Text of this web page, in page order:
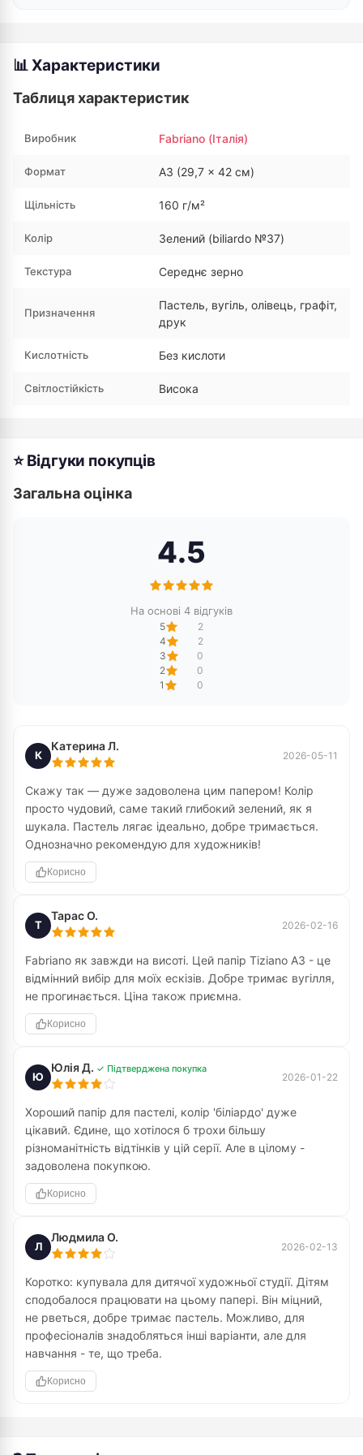
📊 Характеристики
Таблиця характеристик
Виробник Fabriano (Італія)
Формат A3 (29,7 × 42 см)
Щільність 160 г/м²
Колір Зелений (biliardo №37)
Текстура Середнє зерно
Призначення
Пастель, вугіль, олівець, графіт,
друк
Кислотність Без кислоти
Світлостійкість Висока
⭐ Відгуки покупців
Загальна оцінка
4.5
На основі 4 відгуків
5
2
4
2
3
0
2
0
1
0
К
Катерина Л.
2026-05-11
Скажу так — дуже задоволена цим папером! Колір
просто чудовий, саме такий глибокий зелений, як я
шукала. Пастель лягає ідеально, добре тримається.
Однозначно рекомендую для художників!
Корисно
Т
Тарас О.
2026-02-16
Fabriano як завжди на висоті. Цей папір Tiziano A3 - це
відмінний вибір для моїх ескізів. Добре тримає вугілля,
не прогинається. Ціна також приємна.
Корисно
Ю
Юлія Д. ✓ Підтверджена покупка
2026-01-22
Хороший папір для пастелі, колір 'біліардо' дуже
цікавий. Єдине, що хотілося б трохи більшу
різноманітність відтінків у цій серії. Але в цілому -
задоволена покупкою.
Корисно
Л
Людмила О.
2026-02-13
Коротко: купувала для дитячої художньої студії. Дітям
сподобалося працювати на цьому папері. Він міцний,
не рветься, добре тримає пастель. Можливо, для
професіоналів знадобляться інші варіанти, але для
навчання - те, що треба.
Корисно